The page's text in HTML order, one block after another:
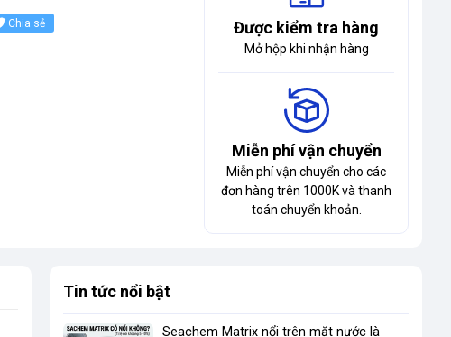
Chia sẻ Được kiểm tra hàng
Mở hộp khi nhận hàng
Miễn phí vận chuyển
Miễn phí vận chuyển cho các
đơn hàng trên 1000K và thanh
toán chuyển khoản.
Tin tức nổi bật
Seachem Matrix nổi trên mặt nước là